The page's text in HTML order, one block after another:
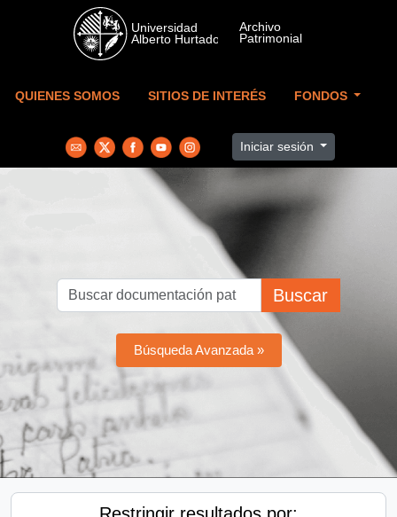
Skip to main content
QUIENES SOMOS SITIOS DE INTERÉS FONDOS
Iniciar sesión
Buscar
Búsqueda Avanzada »